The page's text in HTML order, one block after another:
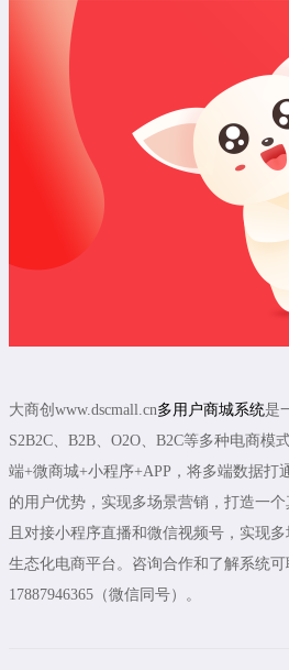
大商创www.dscmall.cn多用户商城系统是
S2B2C、B2B、O2O、B2C等多种电商模
端+微商城+小程序+APP，将多端数据打
的用户优势，实现多场景营销，打造一
且对接小程序直播和微信视频号，实现
生态化电商平台。咨询合作和了解系统
17887946365（微信同号）。